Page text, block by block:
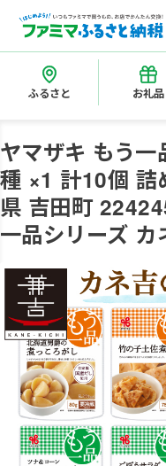
ふるさと お礼品
ヤマザキ もう
種 ×1 計10個 詰
県 吉田町
一品シリーズ